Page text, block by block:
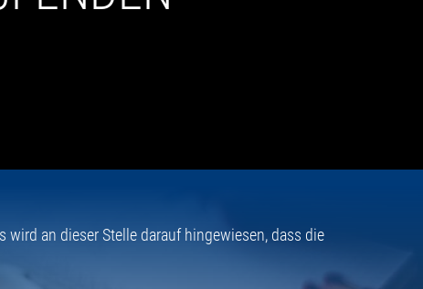
an dieser Stelle darauf hingewiesen, dass die